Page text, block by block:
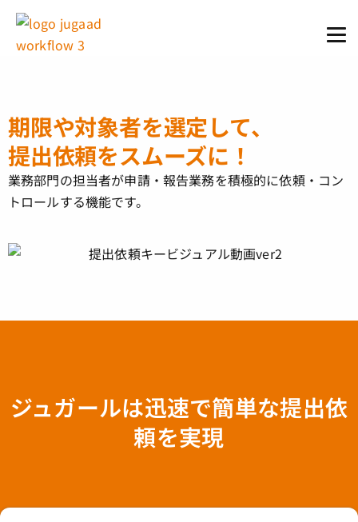
期限や対象者を選定して、
提出依頼をスムーズに！
業務部門の担当者が申請・報告業務を積極的に依頼・コン
トロールする機能です。
ジュガールは迅速で簡単な提出依
頼を実現